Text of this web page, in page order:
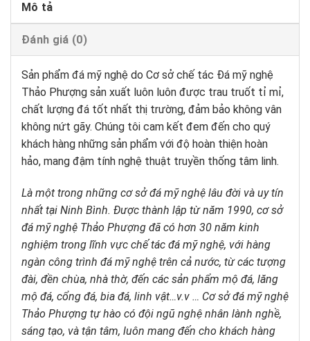
Mô tả
Đánh giá (0)
Sản phẩm đá mỹ nghệ do Cơ sở chế tác Đá mỹ nghệ
Thảo Phượng sản xuất luôn luôn được trau truốt tỉ mỉ,
chất lượng đá tốt nhất thị trường, đảm bảo không vân
không nứt gãy. Chúng tôi cam kết đem đến cho quý
khách hàng những sản phẩm với độ hoàn thiện hoàn
hảo, mang đậm tính nghệ thuật truyền thống tâm linh.
Là một trong những cơ sở đá mỹ nghệ lâu đời và uy tín
nhất tại Ninh Bình. Được thành lập từ năm 1990, cơ sở
đá mỹ nghệ Thảo Phượng đã có hơn 30 năm kinh
nghiệm trong lĩnh vực chế tác đá mỹ nghệ, với hàng
ngàn công trình đá mỹ nghệ trên cả nước, từ các tượng
đài, đền chùa, nhà thờ, đến các sản phẩm mộ đá, lăng
mộ đá, cổng đá, bia đá, linh vật…v.v … Cơ sở đá mỹ nghệ
Thảo Phượng tự hào có đội ngũ nghệ nhân lành nghề,
sáng tạo, và tận tâm, luôn mang đến cho khách hàng